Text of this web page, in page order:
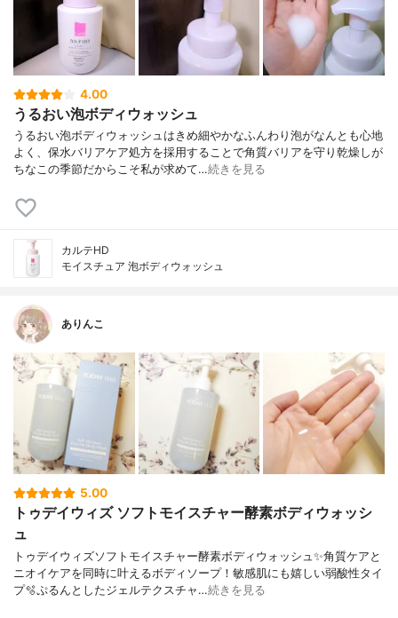
4.00
うるおい泡ボディウォッシュ
うるおい泡ボディウォッシュはきめ細やかなふんわり泡がなんとも心地
よく、保水バリアケア処方を採用することで角質バリアを守り乾燥しが
ちなこの季節だからこそ私が求めて…続きを見る
カルテHD
モイスチュア 泡ボディウォッシュ
ありんこ
5.00
トゥデイウィズ ソフトモイスチャー酵素ボディウォッシ
ュ
トゥデイウィズソフトモイスチャー酵素ボディウォッシュ✨角質ケアと
ニオイケアを同時に叶えるボディソープ！敏感肌にも嬉しい弱酸性タイ
プ🫧ぷるんとしたジェルテクスチャ…続きを見る